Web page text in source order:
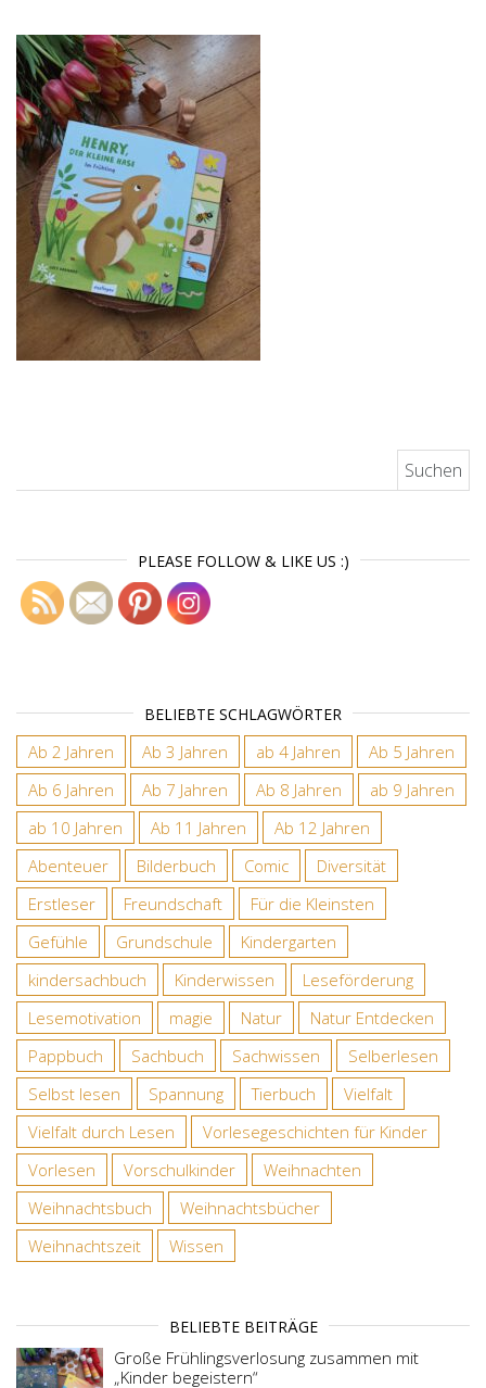
PLEASE FOLLOW & LIKE US :)
BELIEBTE SCHLAGWÖRTER
Ab 2 Jahren Ab 3 Jahren ab 4 Jahren
Ab 5 Jahren
Ab 6 Jahren
Ab 7 Jahren Ab 8 Jahren
ab 9 Jahren
ab 10 Jahren
Ab 11 Jahren
Ab 12 Jahren
Abenteuer
Bilderbuch Comic
Diversität
Erstleser
Freundschaft
Für die Kleinsten
Gefühle
Grundschule
Kindergarten
kindersachbuch
Kinderwissen
Leseförderung
Lesemotivation
magie Natur
Natur Entdecken
Pappbuch
Sachbuch Sachwissen
Selberlesen
Selbst lesen
Spannung Tierbuch
Vielfalt
Vielfalt durch Lesen
Vorlesegeschichten für Kinder
Vorlesen
Vorschulkinder
Weihnachten
Weihnachtsbuch
Weihnachtsbücher
Weihnachtszeit
Wissen
BELIEBTE BEITRÄGE
Große Frühlingsverlosung zusammen mit
„Kinder begeistern“